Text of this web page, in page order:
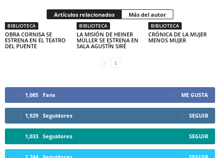
Artículos relacionados Más del autor
BIBLIOTECA
OBRA CORNISA SE
ESTRENA EN EL TEATRO
DEL PUENTE
BIBLIOTECA
LA MISIÓN DE HEINER
MÜLLER SE ESTRENA EN
SALA AGUSTÍN SIRÉ
BIBLIOTECA
CRÓNICA DE LA MUJER
MENOS MUJER
1,085 Fans ME GUSTA
1,929 Seguidores SEGUIR
1,033 Seguidores SEGUIR